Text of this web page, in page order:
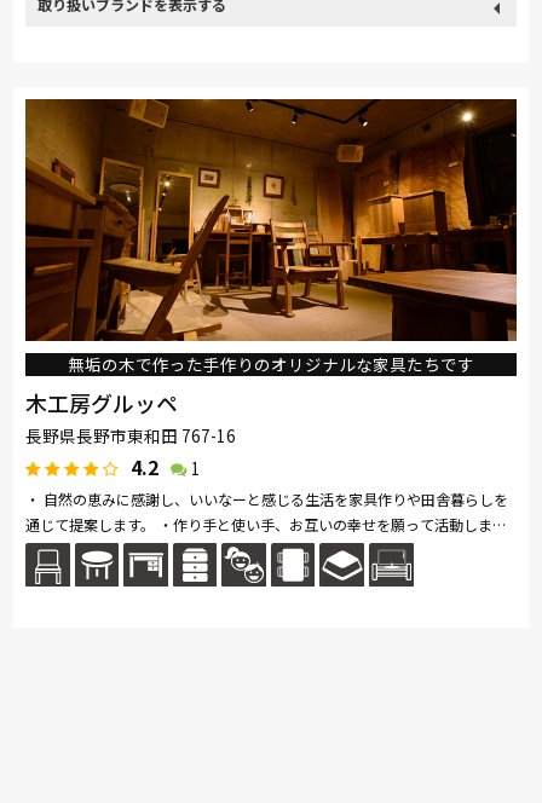
SIMMONS 浜本工芸 小島工芸 綾野製作所
Serta Stressless HTLワタリジャパン
コイズミ Pamouna PARAMOUNT BED イバタインテリア
無垢の木で作った手作りのオリジナルな家具たちです
木工房グルッペ
長野県長野市東和田 767-16
4.2 1
・ 自然の恵みに感謝し、いいなーと感じる生活を家具作りや田舎暮らしを
通じて提案します。 ・作り手と使い手、お互いの幸せを願って活動しま
す。 ・永く使えるように丈夫な作り、使い易さとプロポーションの美し...
続きを読む